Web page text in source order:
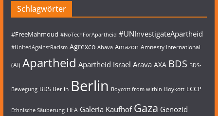
Schlagwörter
#FreeMahmoud #NoTechForApartheid #UNInvestigateApartheid
#UnitedAgainstRacism Agrexco Ahava Amazon Amnesty International
(AI) Apartheid Apartheid Israel Arava AXA BDS BDS-
Bewegung BDS Berlin Berlin Boycott from within Boykott ECCP
Ethnische Säuberung FIFA Galeria Kaufhof Gaza Genozid